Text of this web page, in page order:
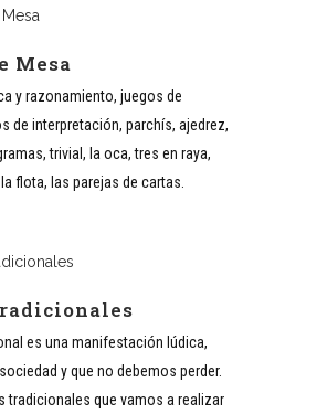
Mesa
y razonamiento, juegos de
de interpretación, parchís, ajedrez,
trivial, la oca, tres en raya,
flota, las parejas de cartas.
es una manifestación lúdica,
y que no debemos perder.
tradicionales que vamos a realizar